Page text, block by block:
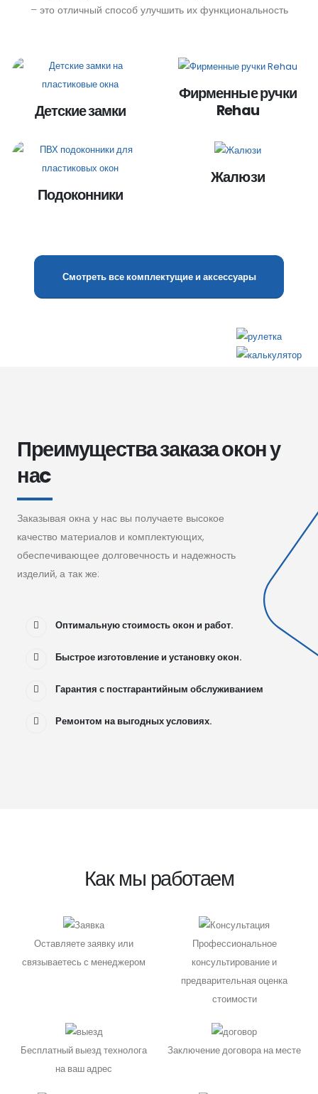
– это отличный способ улучшить их функциональность
Детские замки
Фирменные ручки
Rehau
Подоконники
Жалюзи
Смотреть все комплектущие и аксессуары
Преимущества заказа окон у
наc
Заказывая окна у нас вы получаете высокое
качество материалов и комплектующих,
обеспечивающее долговечность и надежность
изделий, а так же:
Оптимальную стоимость окон и работ.
Быстрое изготовление и установку окон.
Гарантия с постгарантийным обслуживанием
Ремонтом на выгодных условиях.
Как мы работаем
Оставляете заявку или
связываетесь с менеджером
Профессиональное
консультирование и
предварительная оценка
стоимости
Бесплатный выезд технолога
на ваш адрес
Заключение договора на месте